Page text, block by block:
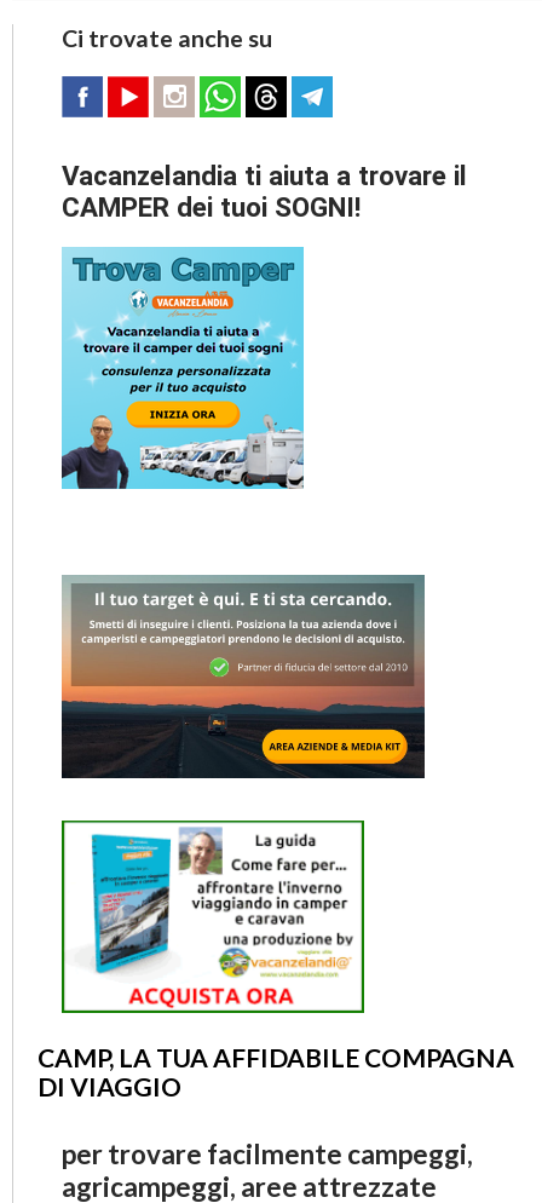
Ci trovate anche su
Vacanzelandia ti aiuta a trovare il
CAMPER dei tuoi SOGNI!
CAMP, LA TUA AFFIDABILE COMPAGNA
DI VIAGGIO
per trovare facilmente campeggi,
agricampeggi, aree attrezzate